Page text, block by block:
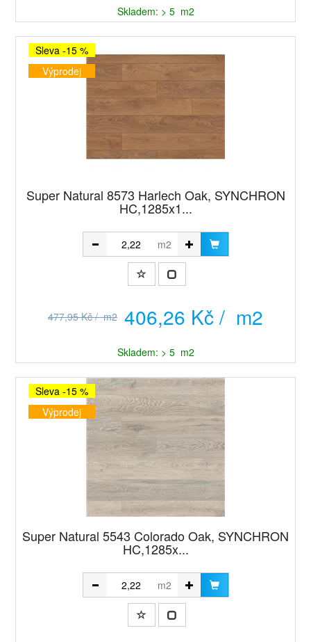
Skladem: > 5 m2
Sleva -15 %
Výprodej
Super Natural 8573 Harlech Oak, SYNCHRON
HC,1285x1...
m2
477,95 Kč / m2 406,26 Kč / m2
Skladem: > 5 m2
Sleva -15 %
Výprodej
Super Natural 5543 Colorado Oak, SYNCHRON
HC,1285x...
m2